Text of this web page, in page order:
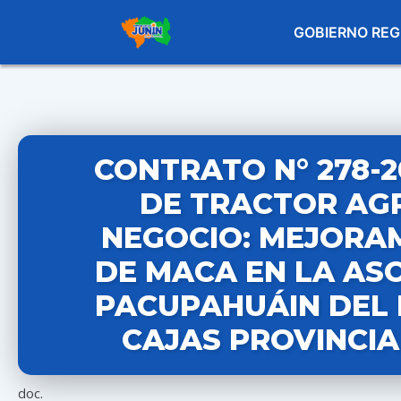
GOBIERNO
CONTRATO N° 278-
DE TRACTOR
NEGOCIO:
DE MACA EN LA
PACUPAHUÁIN DEL
CAJAS
doc.